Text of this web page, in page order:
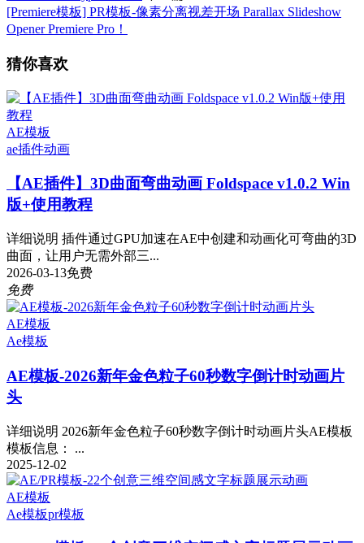
[Premiere模板] PR模板-像素分离视差开场 Parallax Slideshow
Opener Premiere Pro！
猜你喜欢
AE模板
ae插件动画
【AE插件】3D曲面弯曲动画 Foldspace v1.0.2 Win
版+使用教程
详细说明 插件通过GPU加速在AE中创建和动画化可弯曲的3D
曲面，让用户无需外部三...
2026-03-13免费
免费
AE模板
Ae模板
AE模板-2026新年金色粒子60秒数字倒计时动画片
头
详细说明 2026新年金色粒子60秒数字倒计时动画片头AE模板
模板信息： ...
2025-12-02
AE模板
Ae模板pr模板